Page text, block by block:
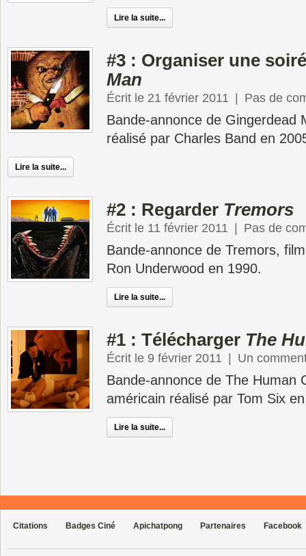
Lire la suite...
#3 : Organiser une
Man
Écrit le 21 février 2011 Pas de
Bande-annonce de Gingerdead
réalisé par Charles Band en
Lire la suite...
#2 : Regarder Tremors
Écrit le 11 février 2011 Pas de
Bande-annonce de Tremors,
Ron Underwood en 1990.
Lire la suite...
#1 : Télécharger The
Écrit le 9 février 2011 Un
Bande-annonce de The Human
américain réalisé par Tom Six
Lire la suite...
Citations Badges Ciné Apichatpong Partenaires Facebook